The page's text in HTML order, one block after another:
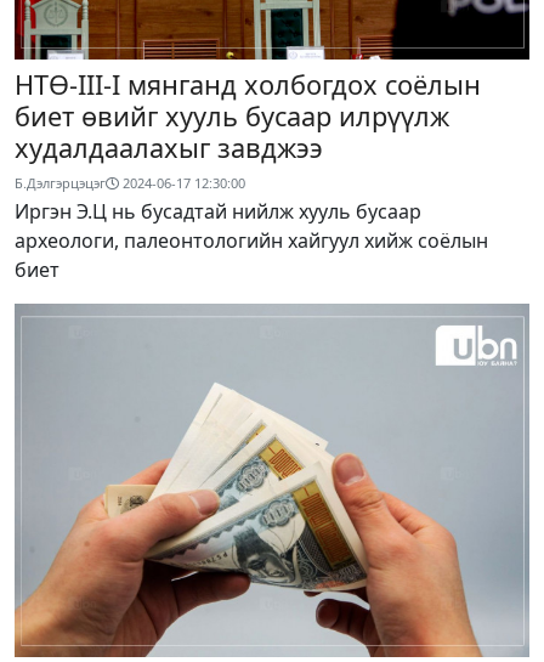
НТӨ-III-I мянганд холбогдох соёлын
биет өвийг хууль бусаар илрүүлж
худалдаалахыг завджээ
Б.Дэлгэрцэцэг 2024-06-17 12:30:00
Иргэн Э.Ц нь бусадтай нийлж хууль бусаар
археологи, палеонтологийн хайгуул хийж соёлын
биет